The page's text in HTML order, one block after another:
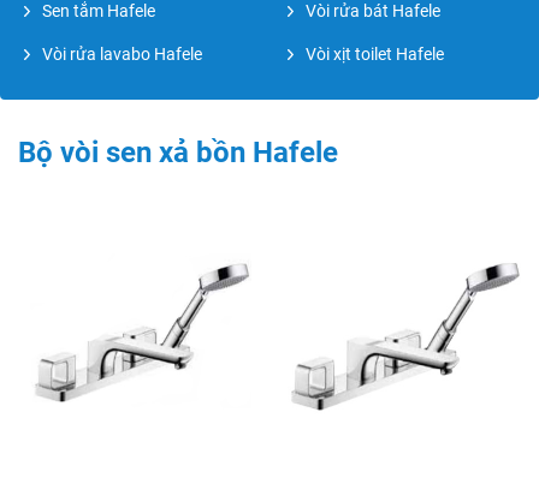
Sen tắm Hafele Vòi rửa bát Hafele
Vòi rửa lavabo Hafele Vòi xịt toilet Hafele
Bộ vòi sen xả bồn Hafele